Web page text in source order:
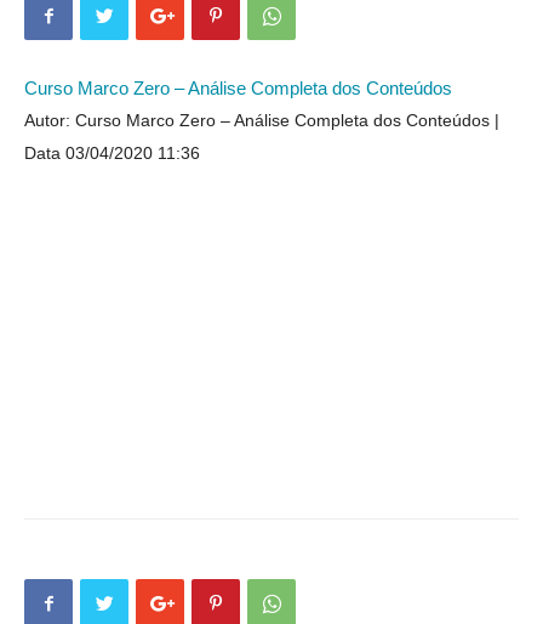
Curso Marco Zero – Análise Completa dos Conteúdos
Autor: Curso Marco Zero – Análise Completa dos Conteúdos
Data 03/04/2020 11:36